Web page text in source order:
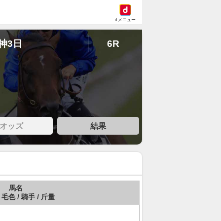
dメニュー
3日 6R
オッズ 結果
馬名
色 / 騎手 / 斤量